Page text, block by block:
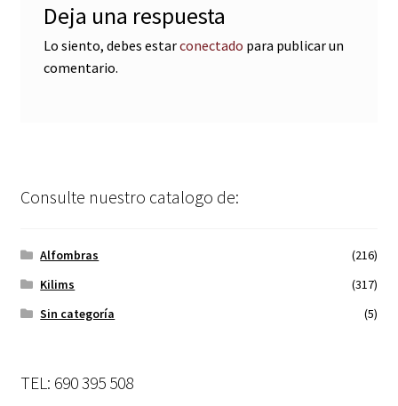
Deja una respuesta
Lo siento, debes estarconectado para publicar un
comentario.
Consulte nuestro catalogo de:
Alfombras
(216)
Kilims
(317)
Sin categoría
(5)
TEL: 690 395 508